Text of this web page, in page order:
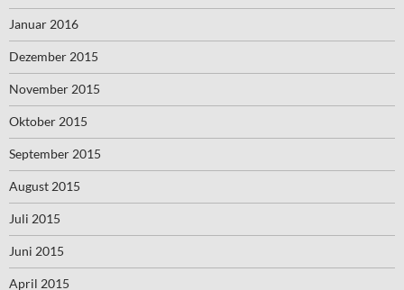
Januar 2016
Dezember 2015
November 2015
Oktober 2015
September 2015
August 2015
Juli 2015
Juni 2015
April 2015